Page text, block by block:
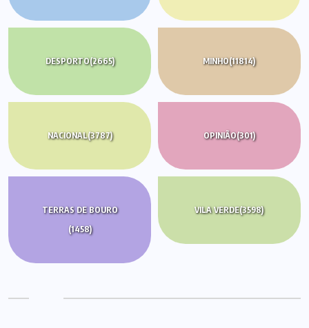
DESPORTO(2665) MINHO(11814)
NACIONAL(3787) OPINIÃO(301)
TERRAS DE BOURO
(1458)
VILA VERDE(3598)